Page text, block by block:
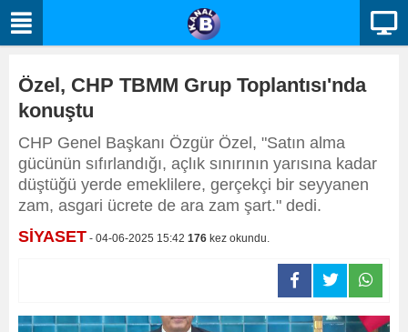
Özel, CHP TBMM Grup Toplantısı'nda
konuştu
CHP Genel Başkanı Özgür Özel, "Satın alma
gücünün sıfırlandığı, açlık sınırının yarısına kadar
düştüğü yerde emeklilere, gerçekçi bir seyyanen
zam, asgari ücrete de ara zam şart." dedi.
SİYASET - 04-06-2025 15:42 176 kez okundu.